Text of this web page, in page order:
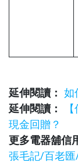
延伸閱讀： 如
延伸閱讀：
現金回贈？
更多電器舖信
張毛記/百老